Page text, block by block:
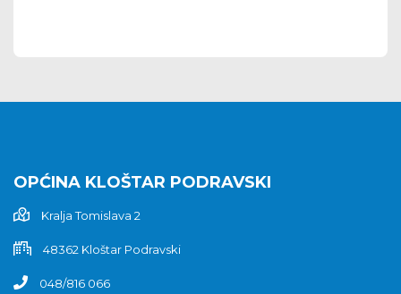
OPĆINA KLOŠTAR PODRAVSKI
Kralja Tomislava 2
48362 Kloštar Podravski
048/816 066